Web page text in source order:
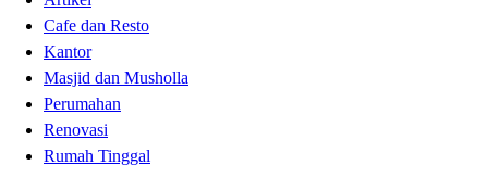
Cafe dan Resto
Kantor
Masjid dan Musholla
Perumahan
Renovasi
Rumah Tinggal